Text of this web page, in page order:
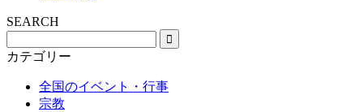
SEARCH
カテゴリー
全国のイベント・行事
宗教